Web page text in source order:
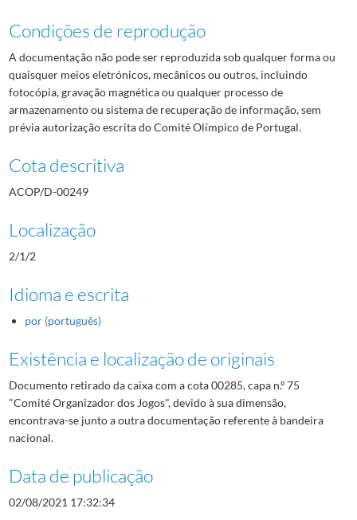
Condições de reprodução
A documentação não pode ser reproduzida sob qualquer forma ou
quaisquer meios eletrónicos, mecânicos ou outros, incluindo
fotocópia, gravação magnética ou qualquer processo de
armazenamento ou sistema de recuperação de informação, sem
prévia autorização escrita do Comité Olímpico de Portugal.
Cota descritiva
ACOP/D-00249
Localização
2/1/2
Idioma e escrita
por (português)
Existência e localização de originais
Documento retirado da caixa com a cota 00285, capa n.º 75
"Comité Organizador dos Jogos", devido à sua dimensão,
encontrava-se junto a outra documentação referente à bandeira
nacional.
Data de publicação
02/08/2021 17:32:34